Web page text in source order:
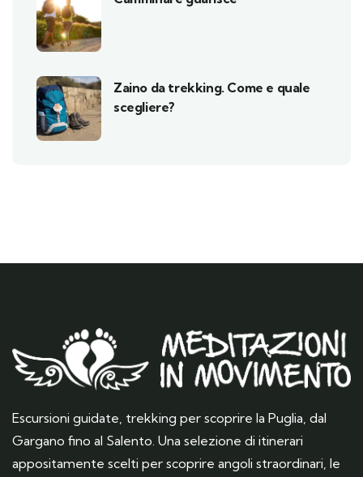
Zaino da trekking. Come e quale
scegliere?
Escursioni guidate, trekking per scoprire la Puglia, dal
Gargano fino al Salento. Una selezione di itinerari
appositamente scelti per scoprire angoli straordinari, le